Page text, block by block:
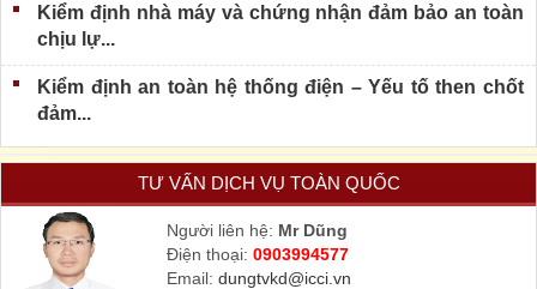
Kiểm định nhà máy và chứng nhận đảm bảo an toàn
chịu lự...
Kiểm định an toàn hệ thống điện – Yếu tố then chốt
đảm...
TƯ VẤN DỊCH VỤ TOÀN QUỐC
Người liên hệ: Mr Dũng
Điện thoại: 0903994577
Email: dungtvkd@icci.vn